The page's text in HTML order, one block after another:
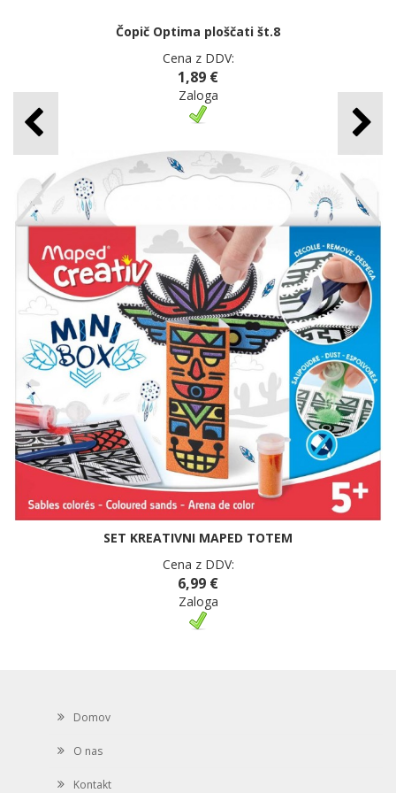
Čopič Optima ploščati št.8
Cena z DDV:
1,89 €
Zaloga
SET KREATIVNI MAPED TOTEM
Cena z DDV:
6,99 €
Zaloga
Domov
O nas
Kontakt